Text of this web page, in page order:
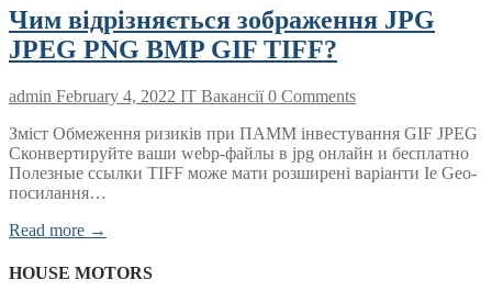
Чим відрізняється зображення JPG
JPEG PNG BMP GIF TIFF?
admin February 4, 2022 IT Вакансії0 Comments
Зміст Обмеження ризиків при ПАММ інвестування GIF JPEG
Сконвертируйте ваши webp-файлы в jpg онлайн и бесплатно
Полезные ссылки TIFF може мати розширені варіанти Ie Geo-
посилання…
Read more →
HOUSE MOTORS